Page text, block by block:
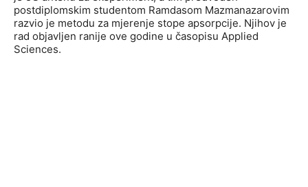
postdiplomskim studentom Ramdasom Mazmanazarovim
razvio je metodu za mjerenje stope apsorpcije. Njihov je
rad objavljen ranije ove godine u časopisu Applied
Sciences.